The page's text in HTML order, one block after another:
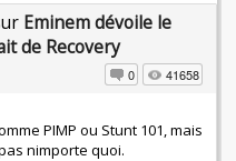
Eminem dévoile le
de Recovery
0 41658
PIMP ou Stunt 101, mais
nimporte quoi.